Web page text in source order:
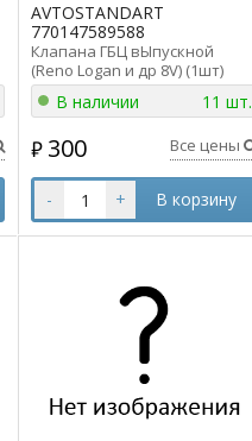
AVTOSTANDART
770147589588
Клапана ГБЦ вЫпускной
(Reno Logan и др 8V) (1шт)
AVTOSTANDART 770147589588
ан 7701475895
В наличии 11 шт.
₽ 300 Все цены
- + В корзину